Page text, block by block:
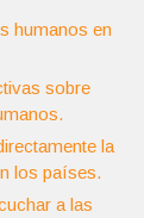
humanos en
sobre
la
los países.
a las